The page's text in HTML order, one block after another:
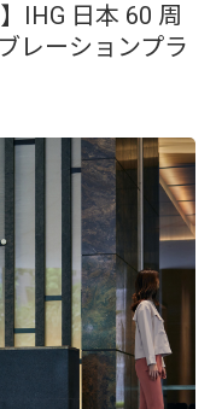
IHG 日本 60 周
レーションプラ